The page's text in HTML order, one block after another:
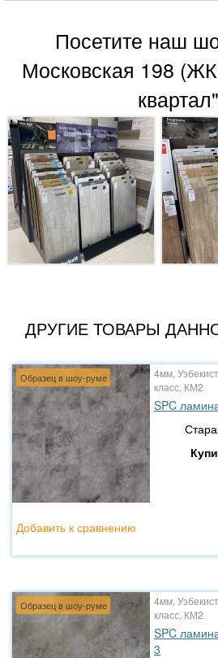
Посетите наш
Московская 198
ДРУГИЕ ТОВАРЫ
Образец в шоу-руме
4мм,
класс, КМ2
SPC
Добавить к сравнению
Образец в шоу-руме
4мм,
класс, КМ2
SPC
3